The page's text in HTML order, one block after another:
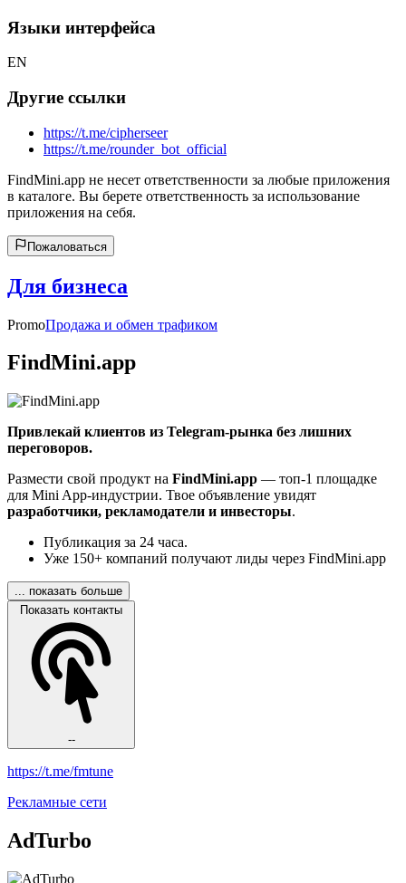
Языки интерфейса
EN
Другие ссылки
https://t.me/cipherseer
https://t.me/rounder_bot_official
FindMini.app не несет ответственности за любые приложения
в каталоге. Вы берете ответственность за использование
приложения на себя.
Пожаловаться
Для бизнеса
PromoПродажа и обмен трафиком
FindMini.app
Привлекай клиентов из Telegram-рынка без лишних
переговоров.
Размести свой продукт на FindMini.app — топ-1 площадке
для Mini App-индустрии. Твое объявление увидят
разработчики, рекламодатели и инвесторы.
Публикация за 24 часа.
Уже 150+ компаний получают лиды через FindMini.app
... показать больше
Показать контакты
--
https://t.me/fmtune
Рекламные сети
AdTurbo